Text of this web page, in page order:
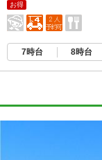
お得
7時台 8時台